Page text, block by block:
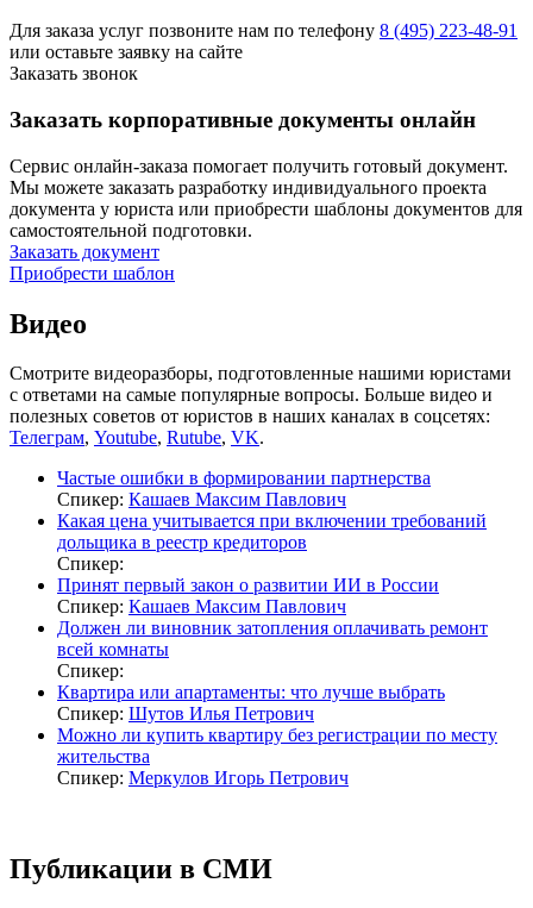
Для заказа услуг позвоните нам по телефону 8 (495) 223-48-91
или оставьте заявку на сайте
Заказать звонок
Заказать корпоративные документы онлайн
Сервис онлайн-заказа помогает получить готовый документ.
Мы можете заказать разработку индивидуального проекта
документа у юриста или приобрести шаблоны документов для
самостоятельной подготовки.
Заказать документ
Приобрести шаблон
Видео
Смотрите видеоразборы, подготовленные нашими юристами
с ответами на самые популярные вопросы. Больше видео и
полезных советов от юристов в наших каналах в соцсетях:
Телеграм, Youtube, Rutube, VK.
Частые ошибки в формировании партнерства
Спикер: Кашаев Максим Павлович
Какая цена учитывается при включении требований
дольщика в реестр кредиторов
Спикер:
Принят первый закон о развитии ИИ в России
Спикер: Кашаев Максим Павлович
Должен ли виновник затопления оплачивать ремонт
всей комнаты
Спикер:
Квартира или апартаменты: что лучше выбрать
Спикер: Шутов Илья Петрович
Можно ли купить квартиру без регистрации по месту
жительства
Спикер: Меркулов Игорь Петрович
Публикации в СМИ